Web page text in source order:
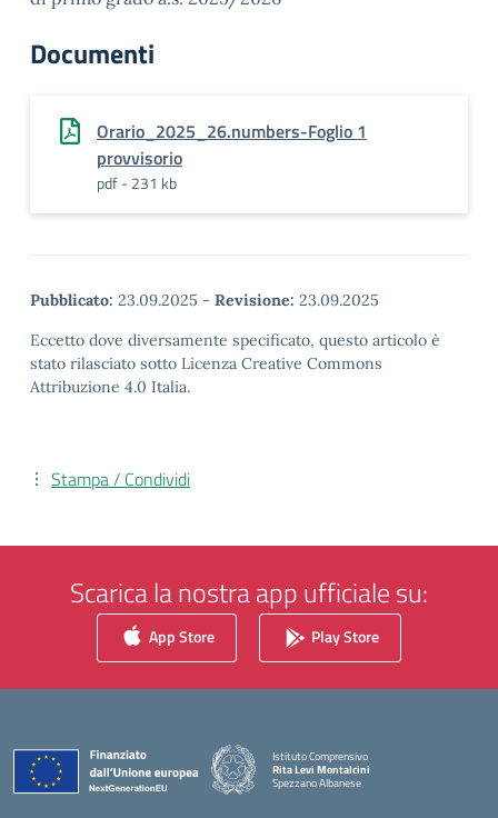
Documenti
Orario_2025_26.numbers-Foglio 1
provvisorio
pdf - 231 kb
Pubblicato: 23.09.2025 - Revisione: 23.09.2025
Eccetto dove diversamente specificato, questo articolo è
stato rilasciato sotto Licenza Creative Commons
Attribuzione 4.0 Italia.
Stampa / Condividi
Scarica la nostra app ufficiale su:
App Store Play Store
Istituto Comprensivo
Rita Levi Montalcini
Spezzano Albanese
— Visita la pagina iniziale della scuola